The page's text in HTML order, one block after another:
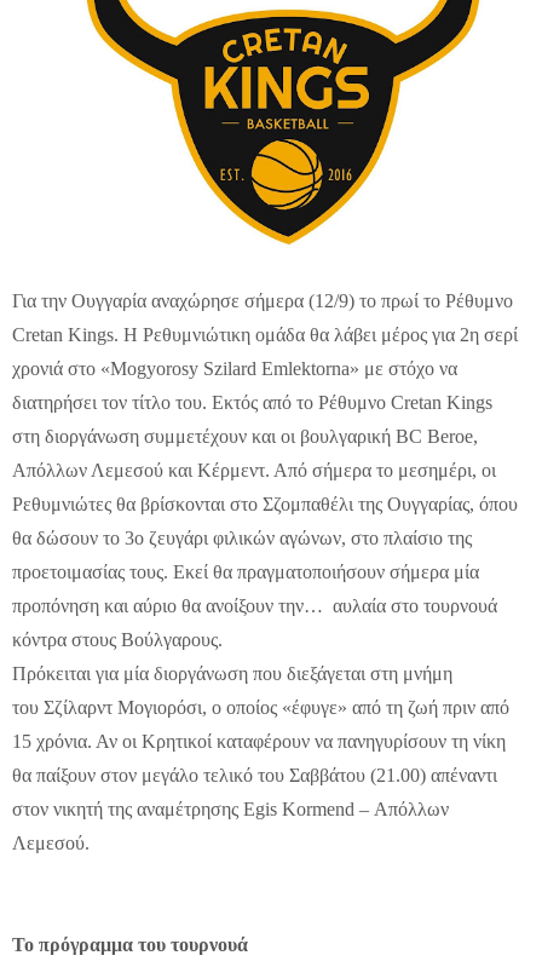
Για την Ουγγαρία αναχώρησε σήμερα (12/9) το πρωί το Ρέθυμνο
Cretan Kings. Η Ρεθυμνιώτικη ομάδα θα λάβει μέρος για 2η σερί
χρονιά στο «Mogyorosy Szilard Emlektorna» με στόχο να
διατηρήσει τον τίτλο του. Εκτός από το Ρέθυμνο Cretan Kings
στη διοργάνωση συμμετέχουν και οι βουλγαρική BC Beroe,
Απόλλων Λεμεσού και Κέρμεντ. Από σήμερα το μεσημέρι, οι
Ρεθυμνιώτες θα βρίσκονται στο Σζομπαθέλι της Ουγγαρίας, όπου
θα δώσουν το 3ο ζευγάρι φιλικών αγώνων, στο πλαίσιο της
προετοιμασίας τους. Εκεί θα πραγματοποιήσουν σήμερα μία
προπόνηση και αύριο θα ανοίξουν την… αυλαία στο τουρνουά
κόντρα στους Βούλγαρους.
Πρόκειται για μία διοργάνωση που διεξάγεται στη μνήμη
του Σζίλαρντ Μογιορόσι, ο οποίος «έφυγε» από τη ζωή πριν από
15 χρόνια. Αν οι Κρητικοί καταφέρουν να πανηγυρίσουν τη νίκη
θα παίξουν στον μεγάλο τελικό του Σαββάτου (21.00) απέναντι
στον νικητή της αναμέτρησης Egis Kormend – Απόλλων
Λεμεσού.
Το πρόγραμμα του τουρνουά